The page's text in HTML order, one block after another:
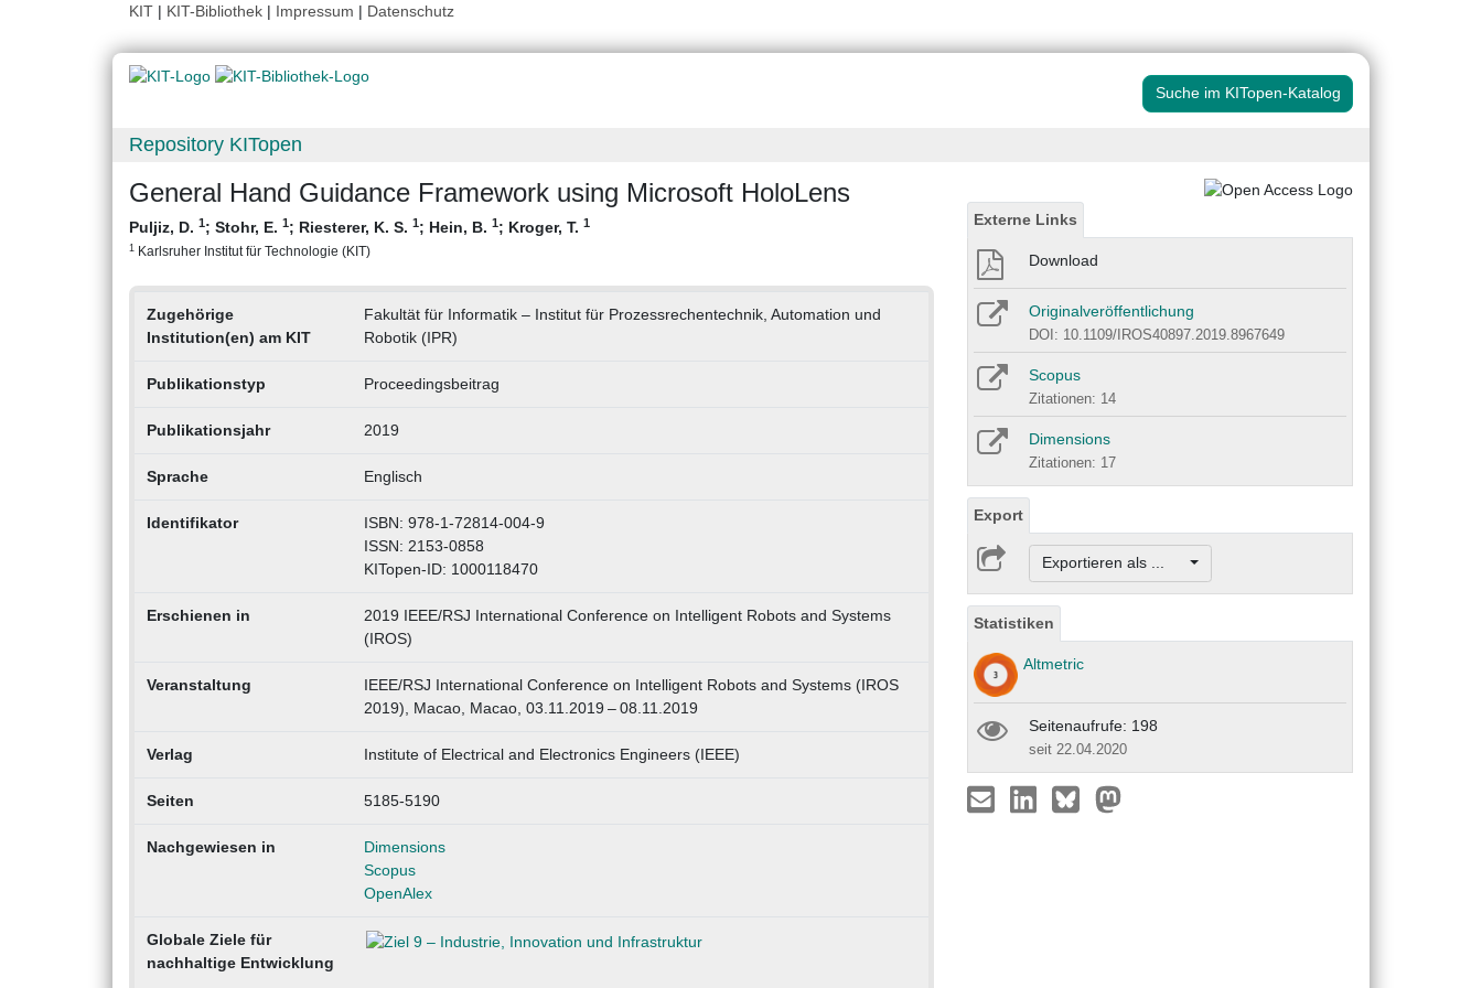
KIT | KIT-Bibliothek | Impressum | Datenschutz
Suche im KITopen-Katalog
Repository KITopen
General Hand Guidance Framework using Microsoft HoloLens
Puljiz, D. 1; Stohr, E. 1; Riesterer, K. S. 1; Hein, B. 1; Kroger, T. 1
1 Karlsruher Institut für Technologie (KIT)
Zugehörige
Institution(en) am KIT
Fakultät für Informatik – Institut für Prozessrechentechnik, Automation und
Robotik (IPR)
Publikationstyp Proceedingsbeitrag
Publikationsjahr 2019
Sprache Englisch
Identifikator
ISBN: 978-1-72814-004-9
ISSN: 2153-0858
KITopen-ID: 1000118470
Erschienen in
2019 IEEE/RSJ International Conference on Intelligent Robots and Systems
(IROS)
Veranstaltung
IEEE/RSJ International Conference on Intelligent Robots and Systems (IROS
2019), Macao, Macao, 03.11.2019 – 08.11.2019
Verlag Institute of Electrical and Electronics Engineers (IEEE)
Seiten 5185-5190
Nachgewiesen in
Dimensions
Scopus
OpenAlex
Globale Ziele für
nachhaltige Entwicklung
Externe Links
Download
Originalveröffentlichung
DOI: 10.1109/IROS40897.2019.8967649
Scopus
Zitationen: 14
Dimensions
Zitationen: 17
Export
Exportieren als ...
Statistiken
Altmetric
Seitenaufrufe: 198
seit 22.04.2020